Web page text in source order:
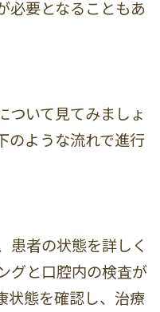
必要となることもあ
ついて見てみましょ
のような流れで進行
患者の状態を詳しく
グと口腔内の検査が
状態を確認し、治療